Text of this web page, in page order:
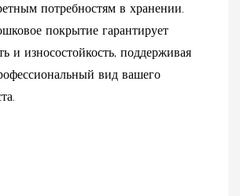
потребностям в хранении.
покрытие гарантирует
и износостойкость, поддерживая
вид вашего